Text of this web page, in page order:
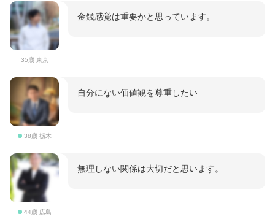
35歳 東京
金銭感覚は重要かと思っています。
38歳 栃木
自分にない価値観を尊重したい
44歳 広島
無理しない関係は大切だと思います。